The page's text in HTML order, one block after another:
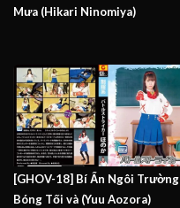
Mưa (Hikari Ninomiya)
[GHOV-18] Bí Ẩn Ngôi Trường
Bóng Tối và (Yuu Aozora)